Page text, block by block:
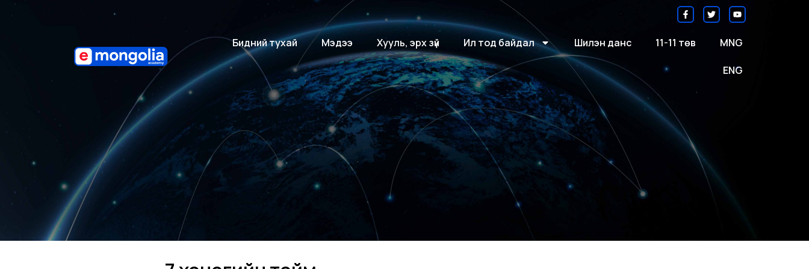
Бидний тухай Мэдээ Хууль, эрх зүй Ил тод байдал Шилэн данс 11-11 төв MNG
ENG